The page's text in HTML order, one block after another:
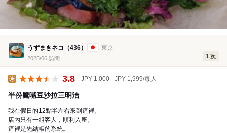
うずまきネコ（436） 東京
2025/06 訪問 1 次
3.8 JPY 1,000 - JPY 1,999/每人
半份鷹嘴豆沙拉三明治
我在假日的12點半左右來到這裡。
店內只有一組客人，順利入座。
這裡是先結帳的系統。